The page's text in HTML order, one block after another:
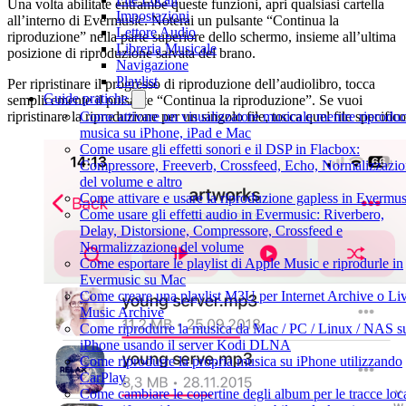
Impostazioni
Lettore Audio
Libreria Musicale
Navigazione
Playlist
Guide pratiche
Come attivare un visualizzatore musicale mentre
musica su iPhone, iPad e Mac
Come usare gli effetti sonori e il DSP in Flacbox:
Compressore, Freeverb, Crossfeed, Echo,
del volume e altro
Come attivare e usare la riproduzione gapless in
Come usare gli effetti audio in Evermusic: Riverbero,
Delay, Distorsione, Compressore, Crossfeed e
Normalizzazione del volume
Come esportare le playlist di Apple Music e riprodurle in
Evermusic su Mac
Come creare una playlist M3U per Internet Archive o
Music Archive
Come riprodurre la musica da Mac / PC / Linux / NAS
iPhone usando il server Kodi DLNA
Come riprodurre la propria musica su iPhone utilizzando
CarPlay
Come cambiare le copertine degli album per le tracce
Una volta abilitate entrambe queste funzioni, apri qualsiasi cartella
all’interno di Evermusic. Noterai un pulsante “Continua la
riproduzione” nella parte superiore dello schermo, insieme all’ultima
posizione di riproduzione salvata del brano.
Per ripristinare il progresso di riproduzione dell’audiolibro, tocca
semplicemente il pulsante “Continua la riproduzione”. Se vuoi
ripristinare la riproduzione per un singolo file, tocca quel file